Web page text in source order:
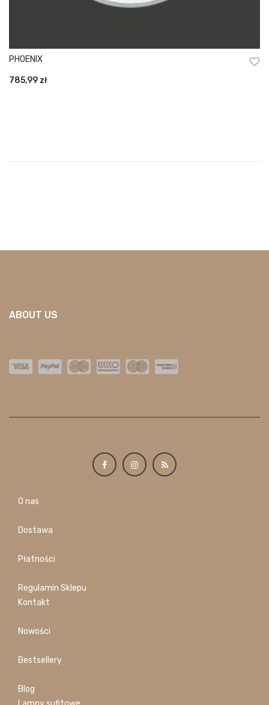
PHOENIX
785,99 zł
ABOUT US
O nas
Dostawa
Płatności
Regulamin Sklepu
Kontakt
Nowości
Bestsellery
Blog